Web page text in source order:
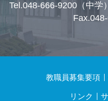
Tel.048-666-9200（中学
教職員募集要項
リンク